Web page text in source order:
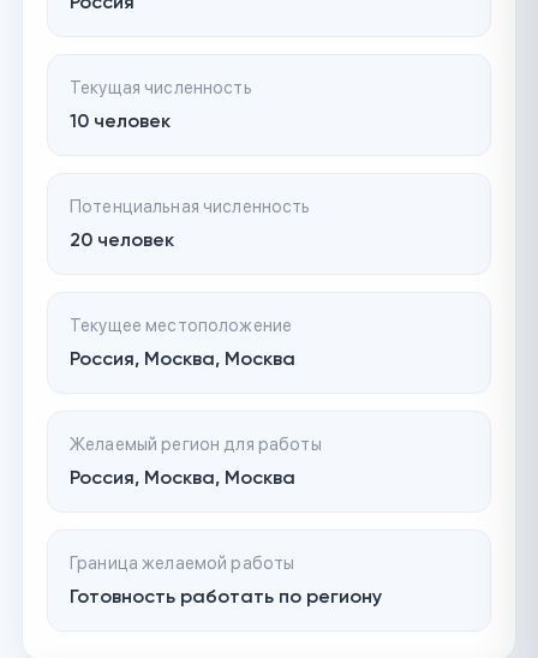
Текущая численность
10 человек
Потенциальная численность
20 человек
Текущее местоположение
Россия, Москва, Москва
Желаемый регион для работы
Россия, Москва, Москва
Граница желаемой работы
Готовность работать по региону